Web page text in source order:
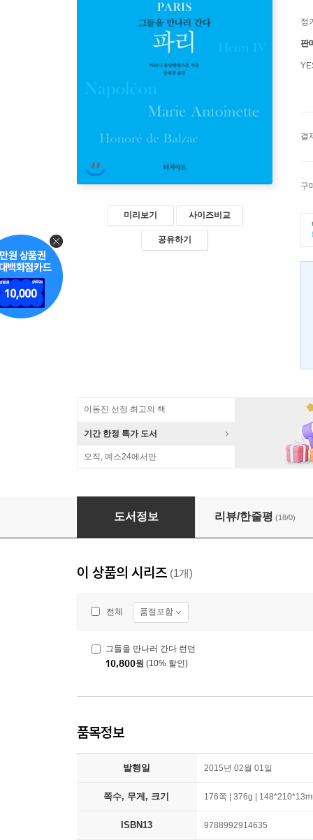
미리보기 사이즈비교
공유하기
정
판
결
구
이동진 선정 최고의 책
기간 한정 특가 도서
오직, 예스24에서만
그들을 만나러 간다 파리
도서정보 리뷰/한줄평 (18/0)
이 상품의 시리즈 (1개)
전체 품절포함
그들을 만나러 간다 런던
10,800원 (10% 할인)
품목정보
발행일 2015년 02월 01일
쪽수, 무게, 크기 176쪽 | 376g |
ISBN13 9788992914635